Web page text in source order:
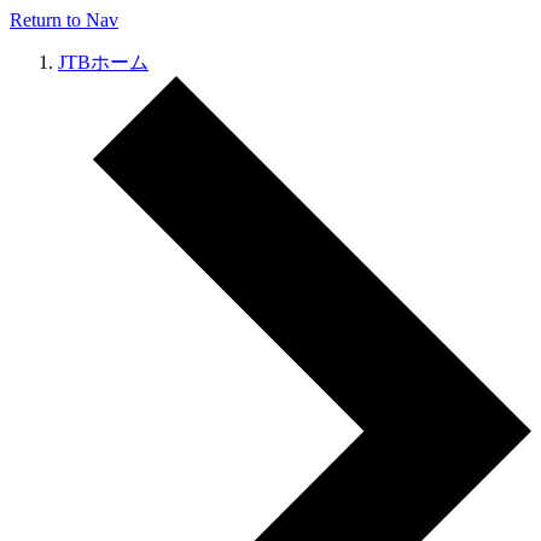
Return to Nav
JTBホーム